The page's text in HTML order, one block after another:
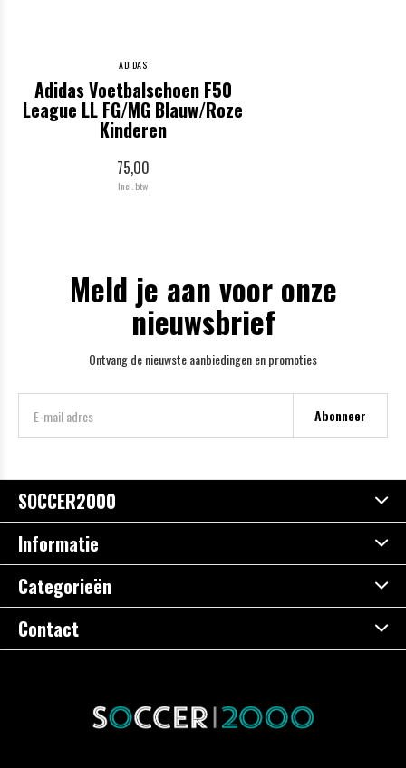
ADIDAS
Adidas Voetbalschoen F50
League LL FG/MG Blauw/Roze
Kinderen
75,00
Incl. btw
Meld je aan voor onze
nieuwsbrief
Ontvang de nieuwste aanbiedingen en promoties
Abonneer
SOCCER2000
Informatie
Categorieën
Contact